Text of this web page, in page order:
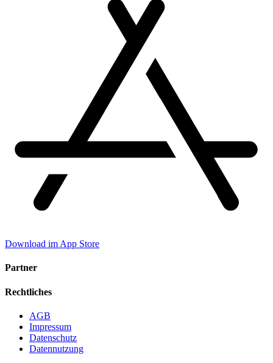
Download im App Store
Partner
Rechtliches
AGB
Impressum
Datenschutz
Datennutzung